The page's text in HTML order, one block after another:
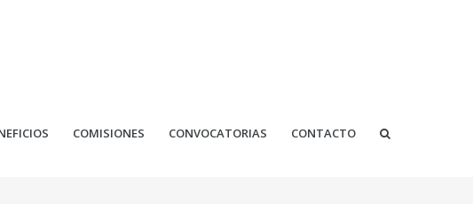
COMISIONES CONVOCATORIAS CONTACTO